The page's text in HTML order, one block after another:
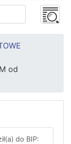
od
do BIP: